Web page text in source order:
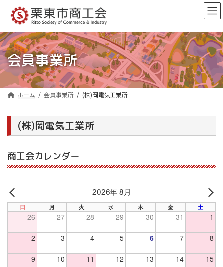
ン
ツ
へ
ス
キ
ッ
ー
シ
ョ
ン
に
移
会員事業所
ホーム 会員事業所 (株)岡電気工業所
(株)岡電気工業所
商工会カレンダー
PREV
2026年 8月
日 月 火 水 木 金 土
26 27 28 29 30 31 1
2 3 4 5 6 7 8
9 10 11 12 13 14 15